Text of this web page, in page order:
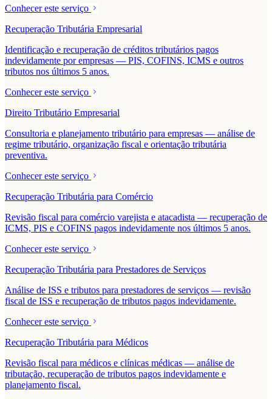
Conhecer este serviço
Recuperação Tributária Empresarial
Identificação e recuperação de créditos tributários pagos
indevidamente por empresas — PIS, COFINS, ICMS e outros
tributos nos últimos 5 anos.
Conhecer este serviço
Direito Tributário Empresarial
Consultoria e planejamento tributário para empresas — análise de
regime tributário, organização fiscal e orientação tributária
preventiva.
Conhecer este serviço
Recuperação Tributária para Comércio
Revisão fiscal para comércio varejista e atacadista — recuperação de
ICMS, PIS e COFINS pagos indevidamente nos últimos 5 anos.
Conhecer este serviço
Recuperação Tributária para Prestadores de Serviços
Análise de ISS e tributos para prestadores de serviços — revisão
fiscal de ISS e recuperação de tributos pagos indevidamente.
Conhecer este serviço
Recuperação Tributária para Médicos
Revisão fiscal para médicos e clínicas médicas — análise de
tributação, recuperação de tributos pagos indevidamente e
planejamento fiscal.